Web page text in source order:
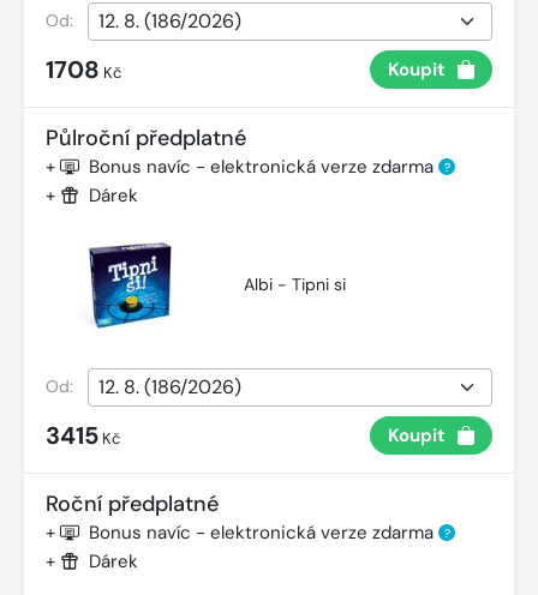
Od:
1708 Kč Koupit
Půlroční předplatné
+ Bonus navíc - elektronická verze zdarma ?
+ Dárek
Albi - Tipni si
Od:
3415 Kč Koupit
Roční předplatné
+ Bonus navíc - elektronická verze zdarma ?
+ Dárek